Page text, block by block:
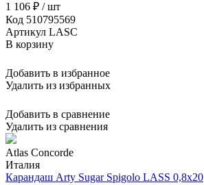
1 106 ₽ / шт
Код 510795569
Артикул LASC
В корзину
Добавить в избранное
Удалить из избранных
Добавить в сравнение
Удалить из сравнения
Atlas Concorde
Италия
Карандаш Arty Sugar Spigolo LASS 0,8x20